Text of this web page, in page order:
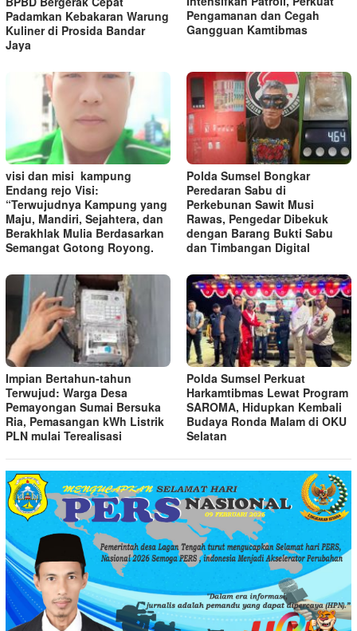
Padamkan Kebakaran Warung
Kuliner di Prosida Bandar
Jaya
Pengamanan dan Cegah
Gangguan Kamtibmas
visi dan misi kampung
Endang rejo Visi:
“Terwujudnya Kampung yang
Maju, Mandiri, Sejahtera, dan
Berakhlak Mulia Berdasarkan
Semangat Gotong Royong.
Polda Sumsel Bongkar
Peredaran Sabu di
Perkebunan Sawit Musi
Rawas, Pengedar Dibekuk
dengan Barang Bukti Sabu
dan Timbangan Digital
Impian Bertahun-tahun
Terwujud: Warga Desa
Pemayongan Sumai Bersuka
Ria, Pemasangan kWh Listrik
PLN mulai Terealisasi
Polda Sumsel Perkuat
Harkamtibmas Lewat Program
SAROMA, Hidupkan Kembali
Budaya Ronda Malam di OKU
Selatan